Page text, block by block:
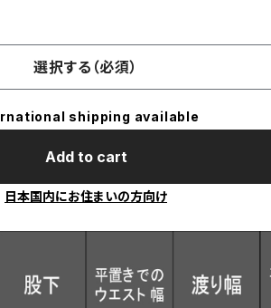
選択する（必須）
shipping available
Add to cart
日本国内にお住まいの方向け